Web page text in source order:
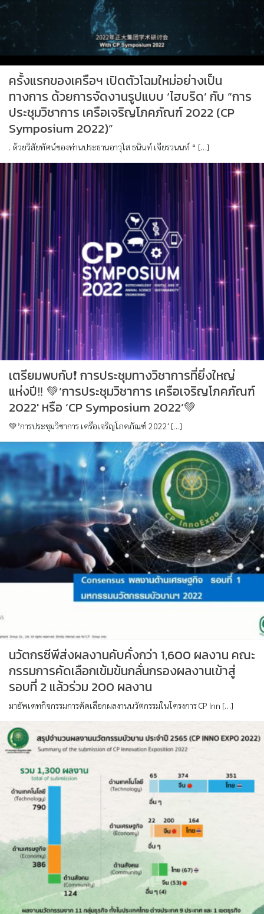
ครั้งแรกของเครือฯ เปิดตัวโฉมใหม่อย่างเป็น
ทางการ ด้วยการจัดงานรูปแบบ ‘ไฮบริด’ กับ “การ
ประชุมวิชาการ เครือเจริญโภคภัณฑ์ 2022 (CP
Symposium 2022)”
. ด้วยวิสัยทัศน์ของท่านประธานอาวุโส ธนินท์ เจียรวนนท์ “ […]
เตรียมพบกับ❗️ การประชุมทางวิชาการที่ยิ่งใหญ่
แห่งปี‼️ 💚’การประชุมวิชาการ เครือเจริญโภคภัณฑ์
2022′ หรือ ‘CP Symposium 2022’💚
💚’การประชุมวิชาการ เครือเจริญโภคภัณฑ์ 2022′ […]
นวัตกรซีพีส่งผลงานคับคั่งกว่า 1,600 ผลงาน คณะ
กรรมการคัดเลือกเข้มข้นกลั่นกรองผลงานเข้าสู่
รอบที่ 2 แล้วร่วม 200 ผลงาน
มาอัพเดทกิจกรรมการคัดเลือกผลงานนวัตกรรมในโครงการ CP Inn […]